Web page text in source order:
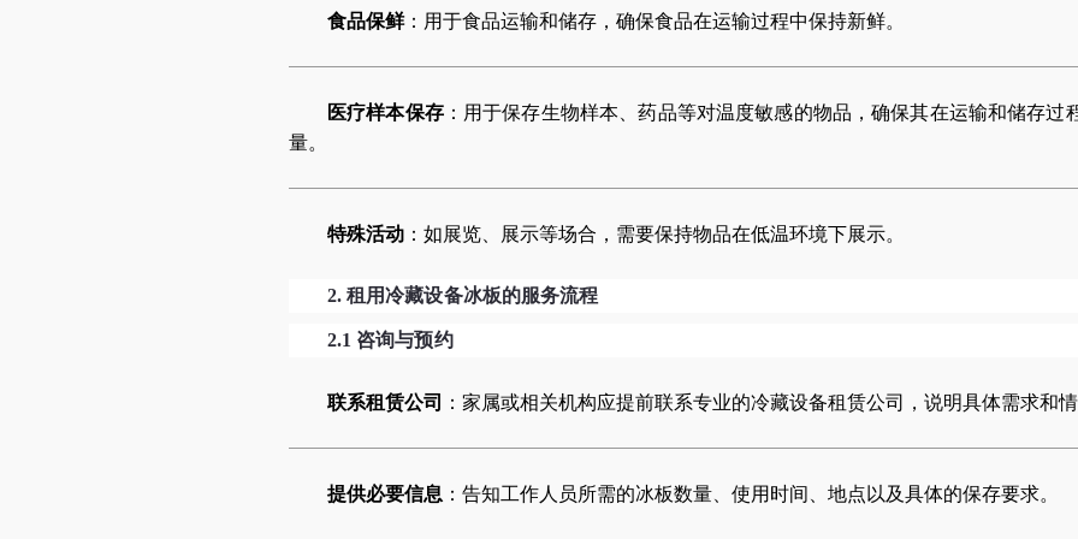
食品保鲜：用于食品运输和储存，确保食品在运输过程中保持新鲜。
医疗样本保存：用于保存生物样本、药品等对温度敏感的物品，确保其在运输和储存过
量。
特殊活动 ：如展览、展示等场合，需要保持物品在低温环境下展示。
2.租用冷藏设备冰板的服务流程
2.1 咨询与预约
联系租赁公司 ：家属或相关机构应提前联系专业的冷藏设备租赁公司，说明具体需求和情
提供必要信息 ：告知工作人员所需的冰板数量、使用时间、地点以及具体的保存要求。